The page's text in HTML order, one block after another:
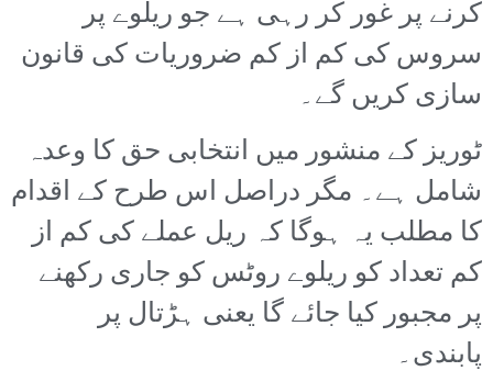
کرنے پر غور کر رہی ہے جو ریلوے پر
سروس کی کم از کم ضروریات کی قانون
سازی کریں گے۔
ٹوریز کے منشور میں انتخابی حق کا وعدہ
شامل ہے۔ مگر دراصل اس طرح کے اقدام
کا مطلب یہ ہوگا کہ ریل عملے کی کم از
کم تعداد کو ریلوے روٹس کو جاری رکھنے
پر مجبور کیا جائے گا یعنی ہڑتال پر
پابندی۔